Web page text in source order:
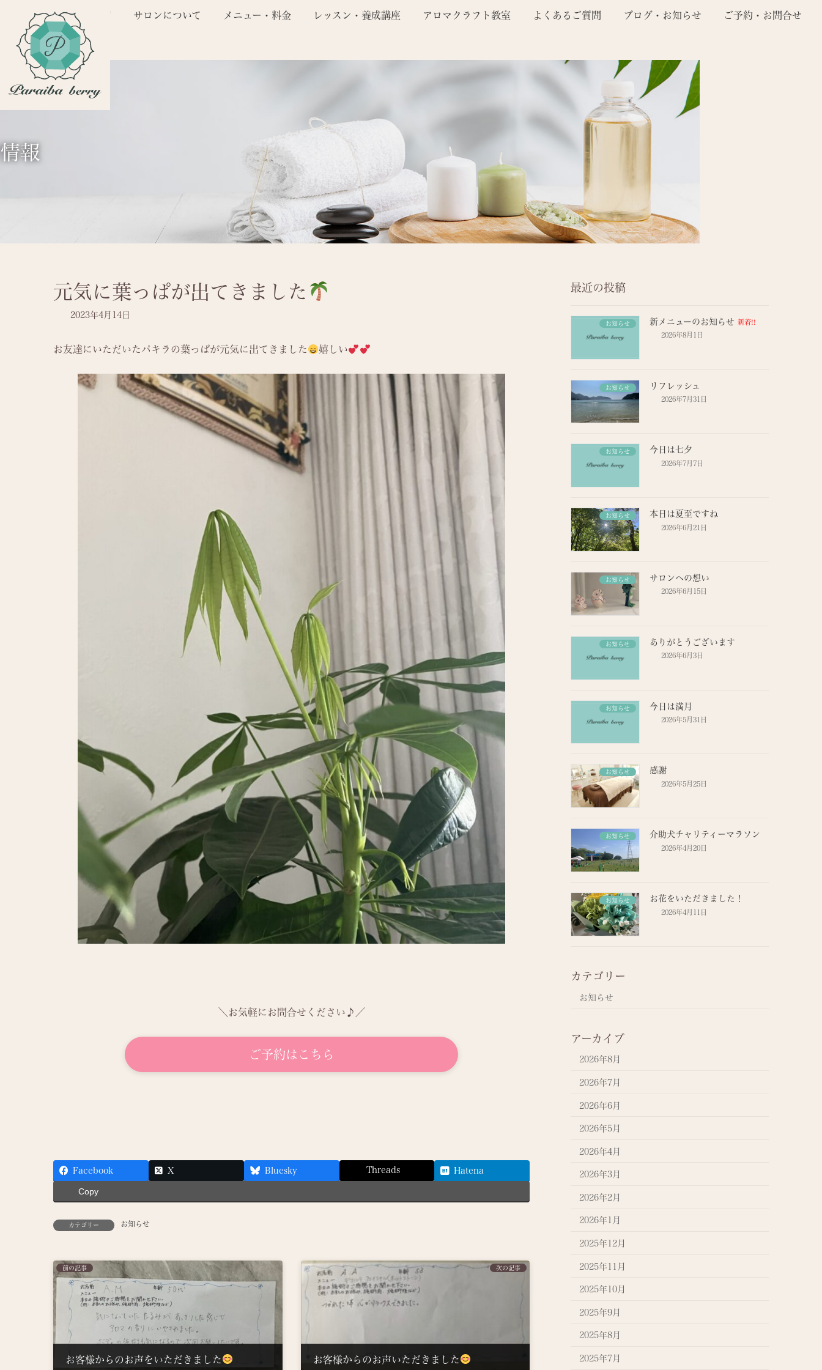
ッ
プ
移
動
トップページ サロンについて メニュー・料金 レッスン・養成講座 アロマクラフト教室 よくあるご質問 ブログ・お知らせ ご予約・お問合せ
報
元気に葉っぱが出てきました
2023年4月14日
お友達にいただいたパキラの葉っぱが元気に出てきました 嬉しい
＼お気軽にお問合せください♪／
ご予約はこちら
Facebook X Bluesky Threads Hatena
Copy
カテゴリー お知らせ
前の記事
お客様からのお声をいただきました
次の記事
お客様からのお声いただきました
最近の投稿
お知らせ 新メニューのお知らせ 新着!!
2026年8月1日
お知らせ リフレッシュ
2026年7月31日
お知らせ 今日は七夕
2026年7月7日
お知らせ 本日は夏至ですね
2026年6月21日
お知らせ サロンへの想い
2026年6月15日
お知らせ ありがとうございます
2026年6月3日
お知らせ 今日は満月
2026年5月31日
お知らせ 感謝
2026年5月25日
お知らせ 介助犬チャリティーマラソン
2026年4月20日
お知らせ お花をいただきました！
2026年4月11日
カテゴリー
お知らせ
アーカイブ
2026年8月
2026年7月
2026年6月
2026年5月
2026年4月
2026年3月
2026年2月
2026年1月
2025年12月
2025年11月
2025年10月
2025年9月
2025年8月
2025年7月